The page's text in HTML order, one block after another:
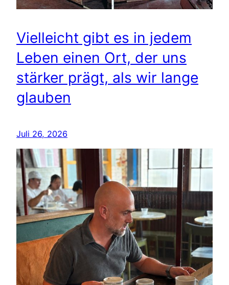
Vielleicht gibt es in jedem
Leben einen Ort, der uns
stärker prägt, als wir lange
glauben
Juli 26, 2026